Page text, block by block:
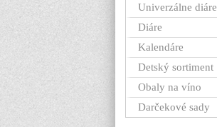
Univerzálne diáre
Diáre
Kalendáre
Detský sortiment
Obaly na víno
Darčekové sady